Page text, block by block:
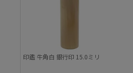
印鑑 牛角白 銀行印 15.0ミリ